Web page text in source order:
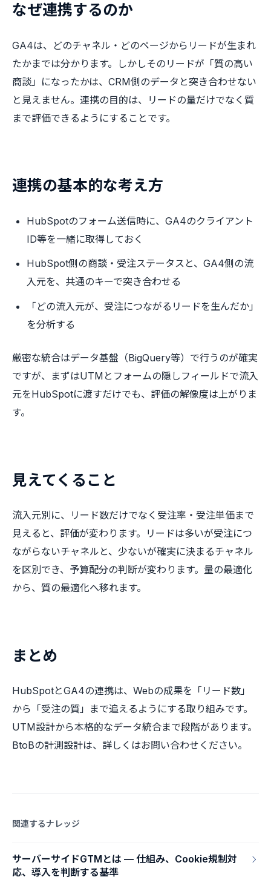
なぜ連携するのか
GA4は、どのチャネル・どのページからリードが生まれ
たかまでは分かります。しかしそのリードが「質の高い
商談」になったかは、CRM側のデータと突き合わせない
と見えません。連携の目的は、リードの量だけでなく質
まで評価できるようにすることです。
連携の基本的な考え方
HubSpotのフォーム送信時に、GA4のクライアント
ID等を一緒に取得しておく
HubSpot側の商談・受注ステータスと、GA4側の流
入元を、共通のキーで突き合わせる
「どの流入元が、受注につながるリードを生んだか」
を分析する
厳密な統合はデータ基盤（BigQuery等）で行うのが確実
ですが、まずはUTMとフォームの隠しフィールドで流入
元をHubSpotに渡すだけでも、評価の解像度は上がりま
す。
見えてくること
流入元別に、リード数だけでなく受注率・受注単価まで
見えると、評価が変わります。リードは多いが受注につ
ながらないチャネルと、少ないが確実に決まるチャネル
を区別でき、予算配分の判断が変わります。量の最適化
から、質の最適化へ移れます。
まとめ
HubSpotとGA4の連携は、Webの成果を「リード数」
から「受注の質」まで追えるようにする取り組みです。
UTM設計から本格的なデータ統合まで段階があります。
BtoBの計測設計は、詳しくはお問い合わせください。
関連するナレッジ
サーバーサイドGTMとは — 仕組み、Cookie規制対
応、導入を判断する基準